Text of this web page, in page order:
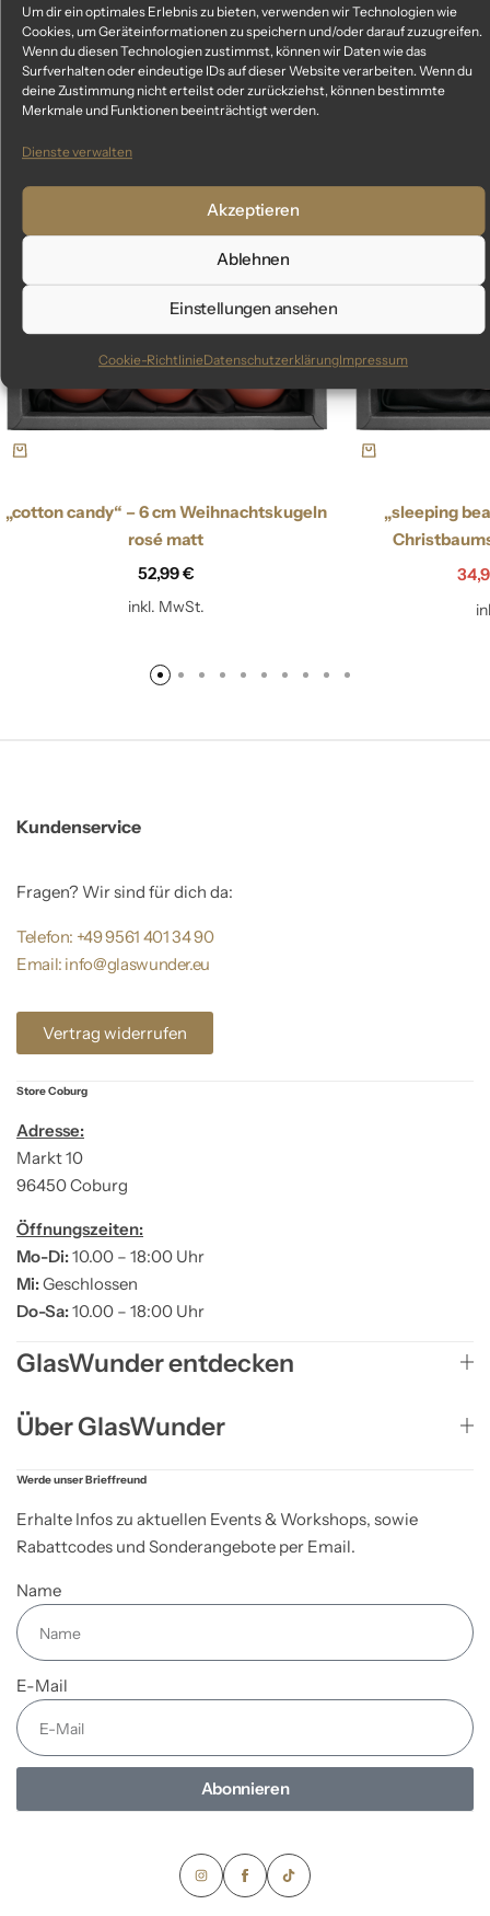
Um dir ein optimales Erlebnis zu bieten, verwenden wir Technologien wie
Cookies, um Geräteinformationen zu speichern und/oder darauf zuzugreifen.
Wenn du diesen Technologien zustimmst, können wir Daten wie das
Surfverhalten oder eindeutige IDs auf dieser Website verarbeiten. Wenn du
deine Zustimmung nicht erteilst oder zurückziehst, können bestimmte
Merkmale und Funktionen beeinträchtigt werden.
Dienste verwalten
Akzeptieren
Ablehnen
Einstellungen ansehen
Cookie-RichtlinieDatenschutzerklärungImpressum
Ähnliche Produkte
Das könnte dir auch gefallen
„cotton candy“ – 6 cm Weihnachtskugeln
rosé matt
52,99€
inkl. MwSt.
„sleeping
Kundenservice
Fragen? Wir sind für dich da:
Telefon: +49 9561 401 34 90
Email: info@glaswunder.eu
Vertrag widerrufen
Store Coburg
Adresse:
Markt 10
96450 Coburg
Öffnungszeiten:
Mo-Di:10.00 – 18:00 Uhr
Mi:Geschlossen
Do-Sa:10.00 – 18:00 Uhr
GlasWunder entdecken
Über GlasWunder
Werde unser Brieffreund
Erhalte Infos zu aktuellen Events & Workshops, sowie
Rabattcodes und Sonderangebote per Email.
Name
E-Mail
Abonnieren